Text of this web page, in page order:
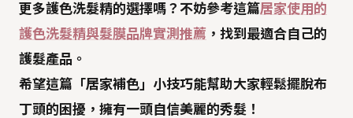
更多護色洗髮精的選擇嗎？不妨參考這篇居家使用的
護色洗髮精與髮膜品牌實測推薦 ，找到最適合自己的
護髮產品。
希望這篇「居家補色 」小技巧能幫助大家輕鬆擺脫布
丁頭的困擾，擁有一頭自信美麗的秀髮！